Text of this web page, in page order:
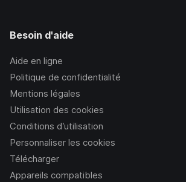
Besoin d'aide
Aide en ligne
Politique de confidentialité
Mentions légales
Utilisation des cookies
Conditions d’utilisation
Personnaliser les cookies
Télécharger
Appareils compatibles